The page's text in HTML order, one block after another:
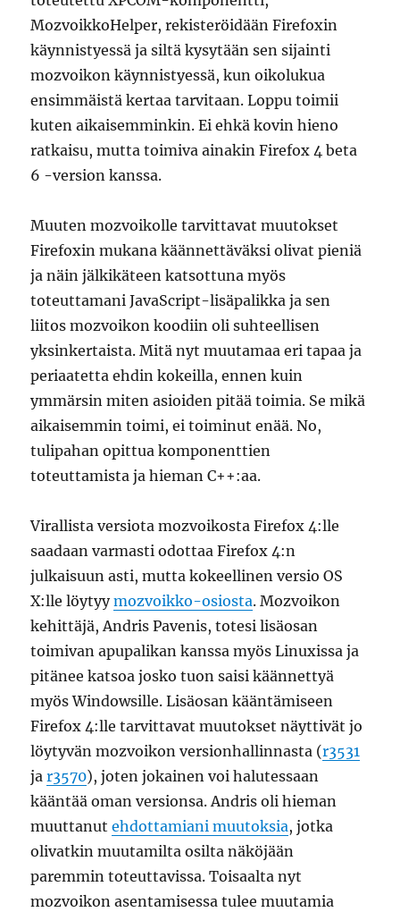
MozvoikkoHelper, rekisteröidään Firefoxin
käynnistyessä ja siltä kysytään sen sijainti
mozvoikon käynnistyessä, kun oikolukua
ensimmäistä kertaa tarvitaan. Loppu toimii
kuten aikaisemminkin. Ei ehkä kovin hieno
ratkaisu, mutta toimiva ainakin Firefox 4 beta
6 -version kanssa.
Muuten mozvoikolle tarvittavat muutokset
Firefoxin mukana käännettäväksi olivat pieniä
ja näin jälkikäteen katsottuna myös
toteuttamani JavaScript-lisäpalikka ja sen
liitos mozvoikon koodiin oli suhteellisen
yksinkertaista. Mitä nyt muutamaa eri tapaa ja
periaatetta ehdin kokeilla, ennen kuin
ymmärsin miten asioiden pitää toimia. Se mikä
aikaisemmin toimi, ei toiminut enää. No,
tulipahan opittua komponenttien
toteuttamista ja hieman C++:aa.
Virallista versiota mozvoikosta Firefox 4:lle
saadaan varmasti odottaa Firefox 4:n
julkaisuun asti, mutta kokeellinen versio OS
X:lle löytyymozvoikko-osiosta. Mozvoikon
kehittäjä, Andris Pavenis, totesi lisäosan
toimivan apupalikan kanssa myös Linuxissa ja
pitänee katsoa josko tuon saisi käännettyä
myös Windowsille. Lisäosan kääntämiseen
Firefox 4:lle tarvittavat muutokset näyttivät jo
löytyvän mozvoikon versionhallinnasta (r3531
jar3570), joten jokainen voi halutessaan
kääntää oman versionsa. Andris oli hieman
muuttanutehdottamiani muutoksia, jotka
olivatkin muutamilta osilta näköjään
paremmin toteuttavissa. Toisaalta nyt
mozvoikon asentamisessa tulee muutamia